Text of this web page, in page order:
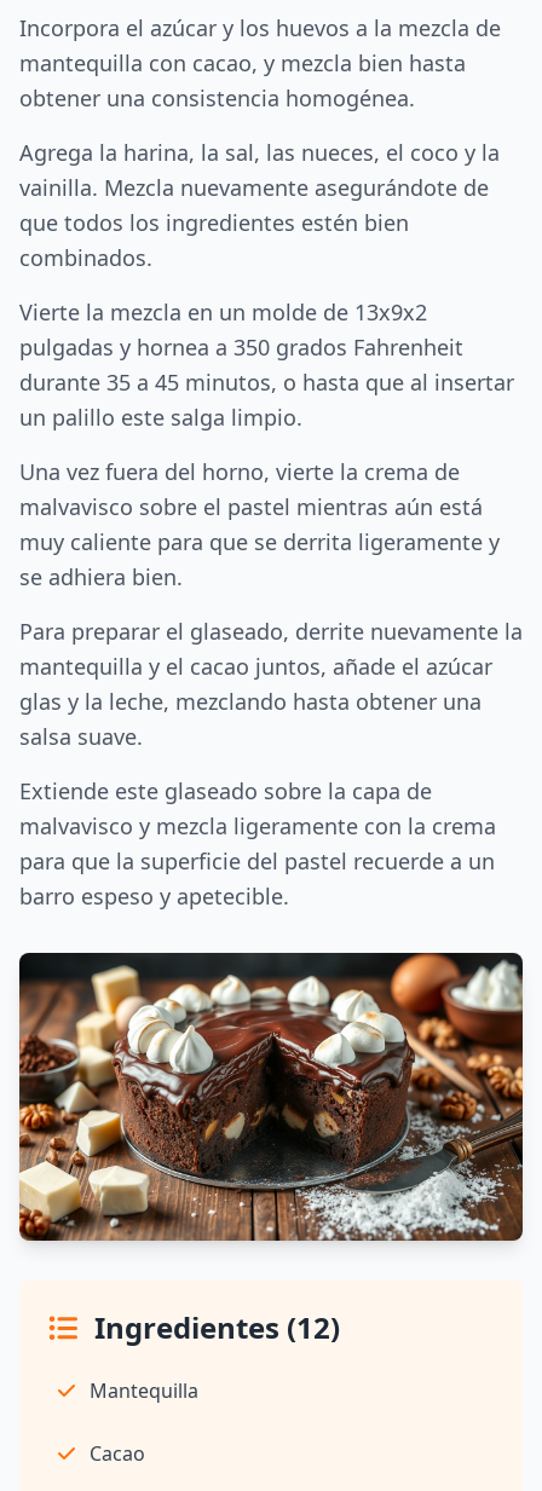
Incorpora el azúcar y los huevos a la mezcla de
mantequilla con cacao, y mezcla bien hasta
obtener una consistencia homogénea.
Agrega la harina, la sal, las nueces, el coco y la
vainilla. Mezcla nuevamente asegurándote de
que todos los ingredientes estén bien
combinados.
Vierte la mezcla en un molde de 13x9x2
pulgadas y hornea a 350 grados Fahrenheit
durante 35 a 45 minutos, o hasta que al insertar
un palillo este salga limpio.
Una vez fuera del horno, vierte la crema de
malvavisco sobre el pastel mientras aún está
muy caliente para que se derrita ligeramente y
se adhiera bien.
Para preparar el glaseado, derrite nuevamente la
mantequilla y el cacao juntos, añade el azúcar
glas y la leche, mezclando hasta obtener una
salsa suave.
Extiende este glaseado sobre la capa de
malvavisco y mezcla ligeramente con la crema
para que la superficie del pastel recuerde a un
barro espeso y apetecible.
Ingredientes (12)
Mantequilla
Cacao